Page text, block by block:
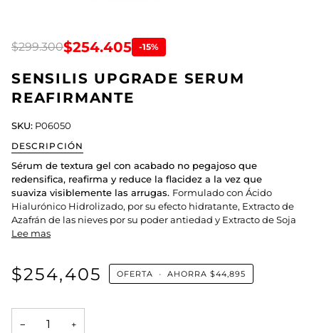
$299.300$254.405 -15%
SENSILIS UPGRADE SERUM
REAFIRMANTE
SKU: P06050
DESCRIPCIÓN
Sérum de textura gel con acabado no pegajoso que
redensifica, reafirma y reduce la flacidez a la vez que
suaviza visiblemente las arrugas. Formulado con Ácido
Hialurónico Hidrolizado, por su efecto hidratante, Extracto de
Azafrán de las nieves por su poder antiedad y Extracto de Soja
Lee mas
$254,405 OFERTA • AHORRA$44,895
− +